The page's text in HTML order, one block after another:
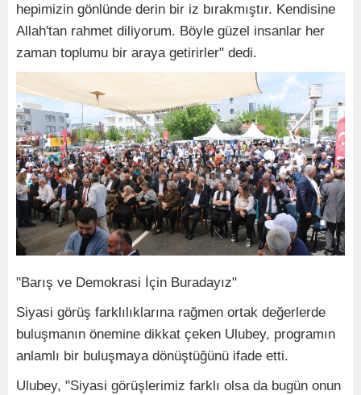
hepimizin gönlünde derin bir iz bırakmıştır. Kendisine
Allah'tan rahmet diliyorum. Böyle güzel insanlar her
zaman toplumu bir araya getirirler" dedi.
"Barış ve Demokrasi İçin Buradayız"
Siyasi görüş farklılıklarına rağmen ortak değerlerde
buluşmanın önemine dikkat çeken Ulubey, programın
anlamlı bir buluşmaya dönüştüğünü ifade etti.
Ulubey, "Siyasi görüşlerimiz farklı olsa da bugün onun